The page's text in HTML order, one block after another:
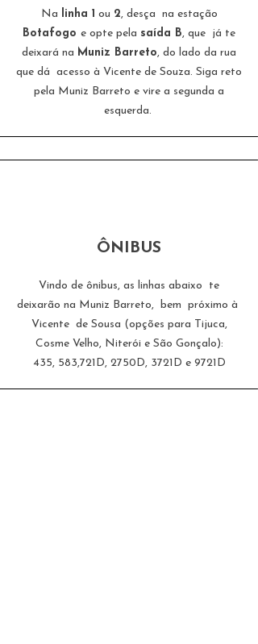
Na linha 1 ou 2, desça na estação
Botafogo e opte pela saída B, que já te
deixará na Muniz Barreto, do lado da rua
que dá acesso à Vicente de Souza. Siga reto
pela Muniz Barreto e vire a segunda a
esquerda.
ÔNIBUS
Vindo de ônibus, as linhas abaixo te
deixarão na Muniz Barreto, bem próximo à
Vicente de Sousa (opções para Tijuca,
Cosme Velho, Niterói e São Gonçalo):
435, 583,721D, 2750D, 3721D e 9721D